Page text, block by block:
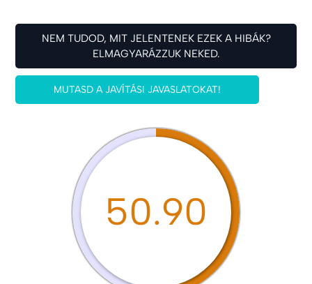
NEM TUDOD, MIT JELENTENEK EZEK A HIBÁK?
ELMAGYARÁZZUK NEKED.
MUTASD A JAVÍTÁSI JAVASLATOKAT!
50.90